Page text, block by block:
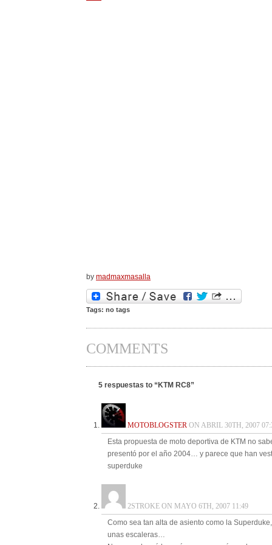
by madmaxmasalla
Tags: no tags
COMMENTS
5 respuestas to “KTM RC8”
MOTOBLOGSTER ON ABRIL 30TH, 2007
Esta propuesta de moto deportiva de KTM no
presentó por el año 2004… y parece que han
superduke
2STROKE ON MAYO 6TH, 2007 11:49
Como sea tan alta de asiento como la
unas escaleras…